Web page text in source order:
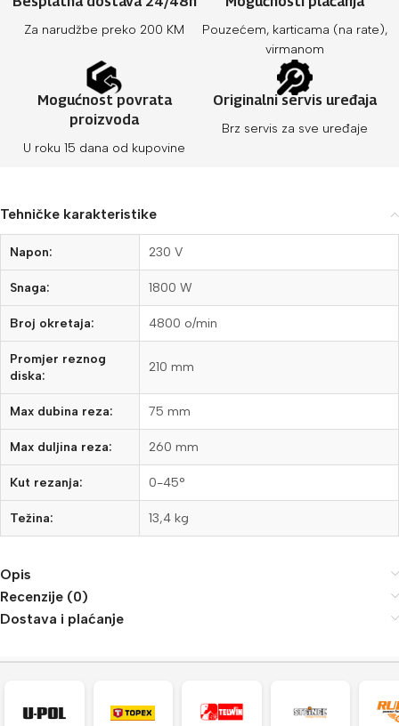
Za narudžbe preko 200 KM
Pouzećem, karticama (na rate),
virmanom
Mogućnost povrata
proizvoda
U roku 15 dana od kupovine
Originalni servis uređaja
Brz servis za sve uređaje
Tehničke karakteristike
Napon: 230 V
Snaga: 1800 W
Broj okretaja: 4800 o/min
Promjer reznog
diska:
210 mm
Max dubina reza: 75 mm
Max duljina reza: 260 mm
Kut rezanja: 0-45°
Težina: 13,4 kg
Opis
Recenzije (0)
Dostava i plaćanje